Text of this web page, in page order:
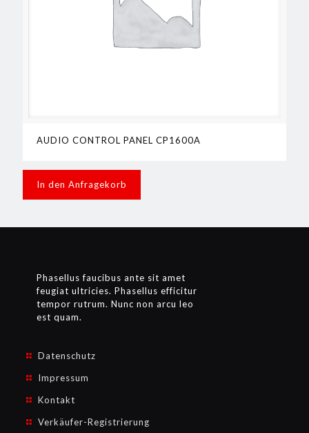
AUDIO CONTROL PANEL CP1600A
In den Anfragekorb
Phasellus faucibus ante sit amet
feugiat ultricies. Phasellus efficitur
tempor rutrum. Nunc non arcu leo
est quam.
Datenschutz
Impressum
Kontakt
Verkäufer-Registrierung